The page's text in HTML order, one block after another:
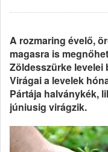
A rozmaring évelő,
magasra is
Zöldesszürke levelei
Virágai a levelek
Pártája halványkék,
júniusig virágzik.